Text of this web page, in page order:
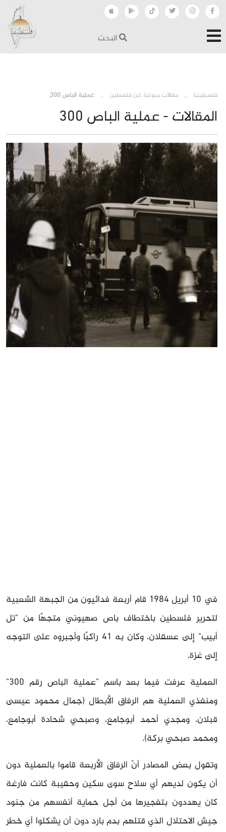
البحث
فلسطيننا › مقالات منوعة عن فلسطين عملية الباص 300
المقالات - عملية الباص 300
في 10 أبريل 1984 قام أربعة فدائيون من الجبهة الشعبية
لتحرير فلسطين باختطاف باص صهيوني متجهًا من "تل
أبيب" إلى عسقلان، وكان به 41 راكبًا وأجبروه على التوجه
إلى غزة.
العملية عرفت فيما بعد باسم "عملية الباص رقم 300"
ومنفذي العملية هم الرفاق الأبطال (جمال محمود عيسى
قبلان، ومجدي أحمد أبوجامع، وصبحي شحادة أبوجامع،
ومحمد صبحي بركة).
وتقول بعض المصادر أنّ الرفاق الأربعة قاموا بالعملية دون
أن يكون لديهم أي سلاح سوى سكين وحقيبة كانت فارغة
كان يهددون بتفجيرها من أجل حماية أنفسهم من جنود
جيش الاحتلال الذي قتلهم بدم بارد دون أن يشكلوا أي خطر